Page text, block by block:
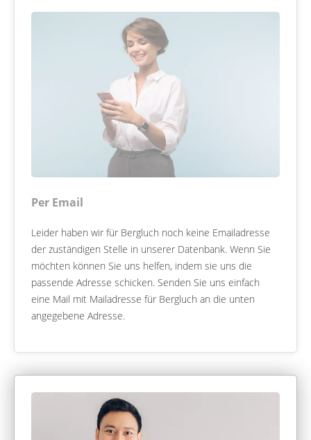
Per Email
Leider haben wir für Bergluch noch keine Emailadresse
der zuständigen Stelle in unserer Datenbank. Wenn Sie
möchten können Sie uns helfen, indem sie uns die
passende Adresse schicken. Senden Sie uns einfach
eine Mail mit Mailadresse für Bergluch an die unten
angegebene Adresse.